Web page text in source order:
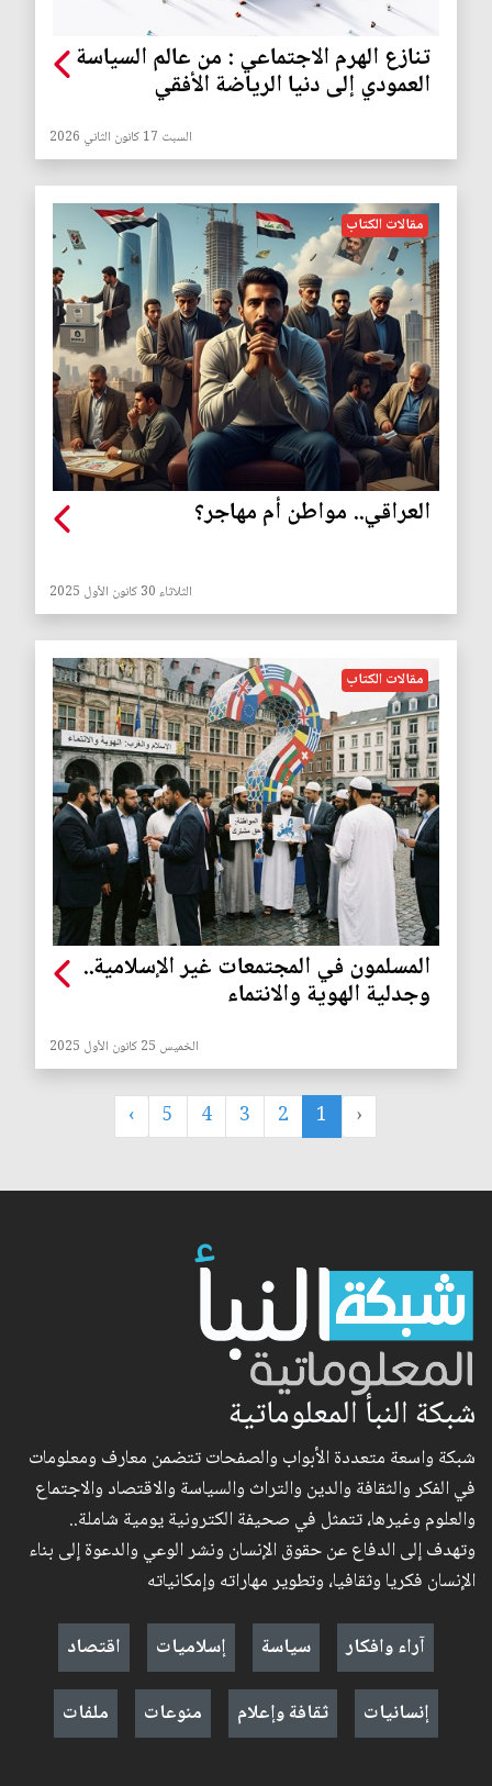
تنازع الهرم الاجتماعي : من عالم السياسة
العمودي إلى دنيا الرياضة الأفقي
السبت 17 كانون الثاني 2026
مقالات الكتاب
العراقي.. مواطن أم مهاجر؟
الثلاثاء 30 كانون الأول 2025
مقالات الكتاب
المسلمون في المجتمعات غير الإسلامية..
وجدلية الهوية والانتماء
الخميس 25 كانون الأول 2025
‹
1
2
3
4
5
›
شبكة النبأ المعلوماتية
شبكة واسعة متعددة الأبواب والصفحات تتضمن معارف ومعلومات
في الفكر والثقافة والدين والتراث والسياسة والاقتصاد والاجتماع
والعلوم وغيرها، تتمثل في صحيفة الكترونية يومية شاملة..
وتهدف إلى الدفاع عن حقوق الإنسان ونشر الوعي والدعوة إلى بناء
الإنسان فكريا وثقافيا، وتطوير مهاراته وإمكانياته
آراء وافكار
سياسة إسلاميات
اقتصاد
إنسانيات
ثقافة وإعلام منوعات ملفات